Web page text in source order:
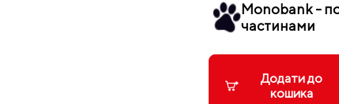
Monobank -
частинами
Додати до
кошика